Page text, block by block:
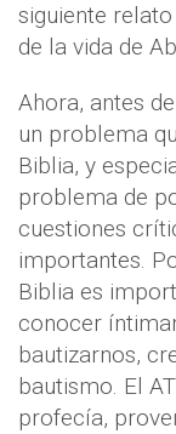
siguiente
de la vida de
Ahora, antes
un problema
Biblia, y
problema de
cuestiones
importantes.
Biblia es
conocer
bautizarnos,
bautismo. El
profecía,